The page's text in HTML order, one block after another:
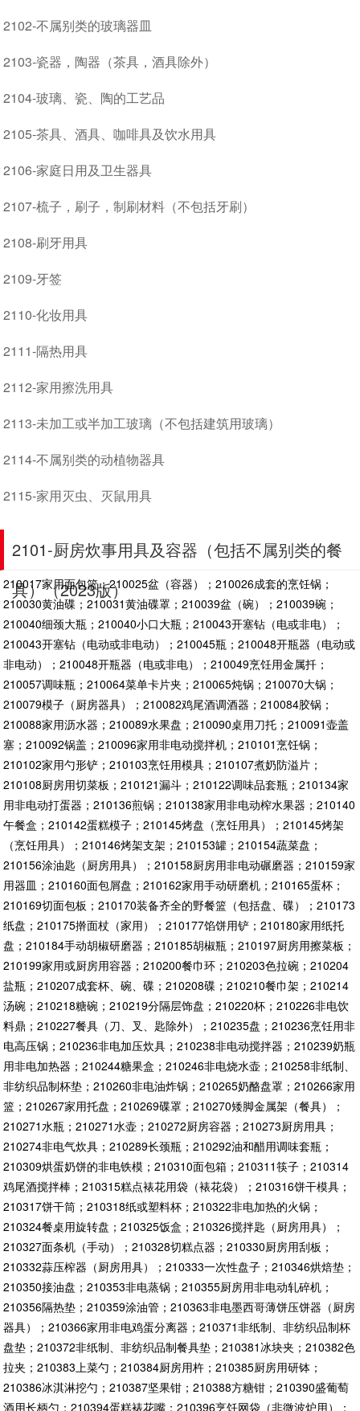
2102-不属别类的玻璃器皿
2103-瓷器，陶器（茶具，酒具除外）
2104-玻璃、瓷、陶的工艺品
2105-茶具、酒具、咖啡具及饮水用具
2106-家庭日用及卫生器具
2107-梳子，刷子，制刷材料（不包括牙刷）
2108-刷牙用具
2109-牙签
2110-化妆用具
2111-隔热用具
2112-家用擦洗用具
2113-未加工或半加工玻璃（不包括建筑用玻璃）
2114-不属别类的动植物器具
2115-家用灭虫、灭鼠用具
2101-厨房炊事用具及容器（包括不属别类的餐
具）（2023版）
210017家用面包篮；210025盆（容器）；210026成套的烹饪锅；
210030黄油碟；210031黄油碟罩；210039盆（碗）；210039碗；
210040细颈大瓶；210040小口大瓶；210043开塞钻（电或非电）；
210043开塞钻（电动或非电动）；210045瓶；210048开瓶器（电动或
非电动）；210048开瓶器（电或非电）；210049烹饪用金属扦；
210057调味瓶；210064菜单卡片夹；210065炖锅；210070大锅；
210079模子（厨房器具）；210082鸡尾酒调酒器；210084胶锅；
210088家用沥水器；210089水果盘；210090桌用刀托；210091壶盖
塞；210092锅盖；210096家用非电动搅拌机；210101烹饪锅；
210102家用勺形铲；210103烹饪用模具；210107煮奶防溢片；
210108厨房用切菜板；210121漏斗；210122调味品套瓶；210134家
用非电动打蛋器；210136煎锅；210138家用非电动榨水果器；210140
午餐盒；210142蛋糕模子；210145烤盘（烹饪用具）；210145烤架
（烹饪用具）；210146烤架支架；210153罐；210154蔬菜盘；
210156涂油匙（厨房用具）；210158厨房用非电动碾磨器；210159家
用器皿；210160面包屑盘；210162家用手动研磨机；210165蛋杯；
210169切面包板；210170装备齐全的野餐篮（包括盘、碟）；210173
纸盘；210175擀面杖（家用）；210177馅饼用铲；210180家用纸托
盘；210184手动胡椒研磨器；210185胡椒瓶；210197厨房用擦菜板；
210199家用或厨房用容器；210200餐巾环；210203色拉碗；210204
盐瓶；210207成套杯、碗、碟；210208碟；210210餐巾架；210214
汤碗；210218糖碗；210219分隔层饰盘；210220杯；210226非电饮
料鼎；210227餐具（刀、叉、匙除外）；210235盘；210236烹饪用非
电高压锅；210236非电加压炊具；210238非电动搅拌器；210239奶瓶
用非电加热器；210244糖果盒；210246非电烧水壶；210258非纸制、
非纺织品制杯垫；210260非电油炸锅；210265奶酪盘罩；210266家用
篮；210267家用托盘；210269碟罩；210270矮脚金属架（餐具）；
210271水瓶；210271水壶；210272厨房容器；210273厨房用具；
210274非电气炊具；210289长颈瓶；210292油和醋用调味套瓶；
210309烘蛋奶饼的非电铁模；210310面包箱；210311筷子；210314
鸡尾酒搅拌棒；210315糕点裱花用袋（裱花袋）；210316饼干模具；
210317饼干筒；210318纸或塑料杯；210322非电加热的火锅；
210324餐桌用旋转盘；210325饭盒；210326搅拌匙（厨房用具）；
210327面条机（手动）；210328切糕点器；210330厨房用刮板；
210332蒜压榨器（厨房用具）；210333一次性盘子；210346烘焙垫；
210350接油盘；210353非电蒸锅；210355厨房用非电动轧碎机；
210356隔热垫；210359涂油管；210363非电墨西哥薄饼压饼器（厨房
器具）；210366家用非电鸡蛋分离器；210371非纸制、非纺织品制杯
盘垫；210372非纸制、非纺织品制餐具垫；210381冰块夹；210382色
拉夹；210383上菜勺；210384厨房用杵；210385厨房用研钵；
210386冰淇淋挖勺；210387坚果钳；210388方糖钳；210390盛葡萄
酒用长柄勺；210394蛋糕裱花嘴；210396烹饪网袋（非微波炉用）；